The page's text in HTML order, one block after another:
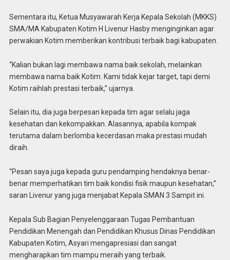
Sementara itu, Ketua Musyawarah Kerja Kepala Sekolah (MKKS)
SMA/MA Kabupaten Kotim H Livenur Hasby menginginkan agar
perwakian Kotim memberikan kontribusi terbaik bagi kabupaten.
“Kalian bukan lagi membawa nama baik sekolah, melainkan
membawa nama baik Kotim. Kami tidak kejar target, tapi demi
Kotim raihlah prestasi terbaik,” ujarnya.
Selain itu, dia juga berpesan kepada tim agar selalu jaga
kesehatan dan kekompakkan. Alasannya, apabila kompak
terutama dalam berlomba kecerdasan maka prestasi mudah
diraih.
“Pesan saya juga kepada guru pendamping hendaknya benar-
benar memperhatikan tim baik kondisi fisik maupun kesehatan,”
saran Livenur yang juga menjabat Kepala SMAN 3 Sampit ini.
Kepala Sub Bagian Penyelenggaraan Tugas Pembantuan
Pendidikan Menengah dan Pendidikan Khusus Dinas Pendidikan
Kabupaten Kotim, Asyari mengapresiasi dan sangat
mengharapkan tim mampu meraih yang terbaik.